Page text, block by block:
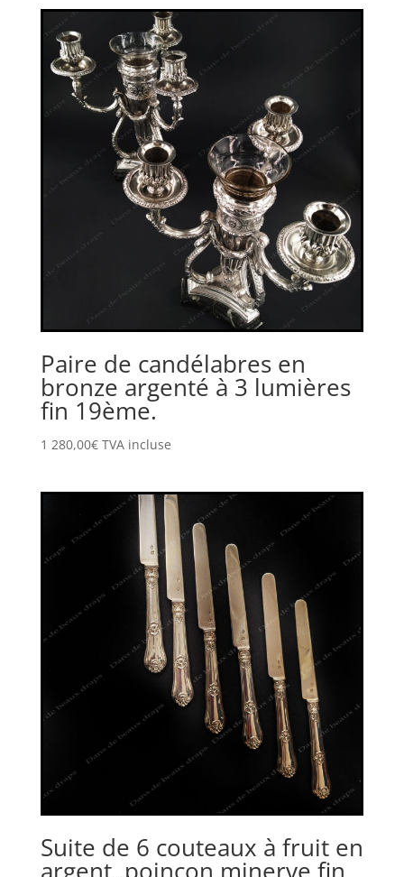
Paire de candélabres en
bronze argenté à 3 lumières
fin 19ème.
1 280,00€ TVA incluse
Suite de 6 couteaux à fruit en
argent ,poinçon minerve fin